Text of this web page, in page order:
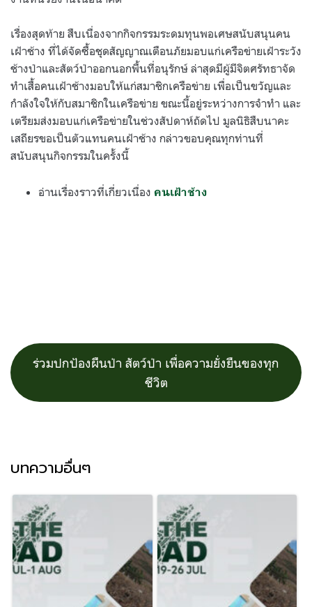
เรื่องสุดท้าย สืบเนื่องจากกิจกรรมระดมทุนพอเศษสนับสนุนคน
เฝ้าช้าง ที่ได้จัดซื้อชุดสัญญาณเตือนภัยมอบแก่เครือข่ายเฝ้าระวัง
ช้างป่าและสัตว์ป่าออกนอกพื้นที่อนุรักษ์ ล่าสุดมีผู้มีจิตศรัทธาจัด
ทำเสื้อคนเฝ้าช้างมอบให้แก่สมาชิกเครือข่าย เพื่อเป็นขวัญและ
กำลังใจให้กับสมาชิกในเครือข่าย ขณะนี้อยู่ระหว่างการจำทำ และ
เตรียมส่งมอบแก่เครือข่ายในช่วงสัปดาห์ถัดไป มูลนิธิสืบนาคะ
เสถียรขอเป็นตัวแทนคนเฝ้าช้าง กล่าวขอบคุณทุกท่านที่
สนับสนุนกิจกรรมในครั้งนี้
อ่านเรื่องราวที่เกี่ยวเนื่อง คนเฝ้าช้าง
ร่วมปกป้องผืนป่า สัตว์ป่า เพื่อความยั่งยืนของทุก
ชีวิต
บทความอื่นๆ